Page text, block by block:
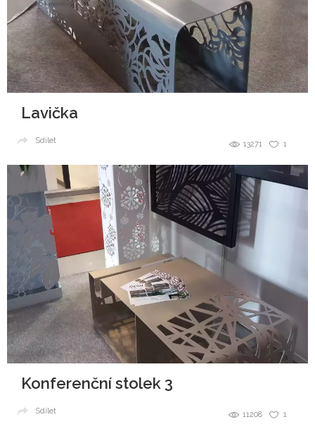
Lavička
1
13271
Sdílet
Konferenční stolek 3
1
11208
Sdílet